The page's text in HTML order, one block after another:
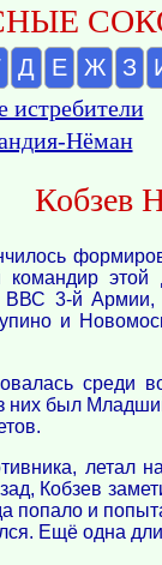
Д Е Ж З
истребители
Нёман
Кобзев
этой
3-й Армии,
и
среди
был
летал
Кобзев
и
Ещё одна